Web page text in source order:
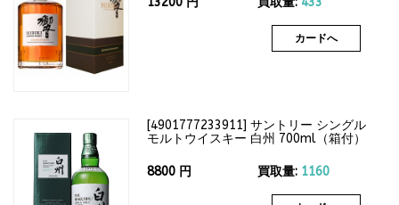
カードへ
[4901777233911] サントリー シングル
モルトウイスキー 白州 700ml（箱付）
8800 円 買取量: 1160